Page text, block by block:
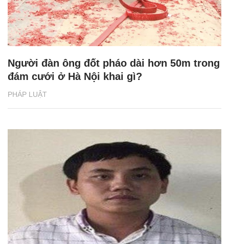
PHÁP LUẬT
Người đàn ông đốt pháo dài hơn 50m trong
đám cưới ở Hà Nội khai gì?